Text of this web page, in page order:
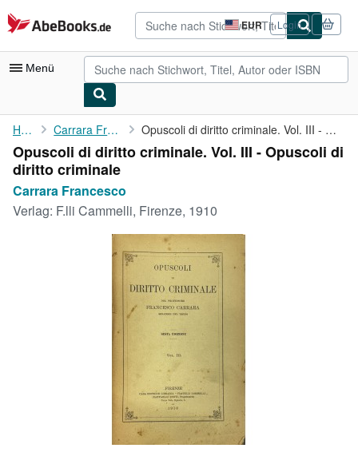
Zum Hauptinhalt
AbeBooks.de EUR
Seite
der
Einkaufseinstellungen.
Login
Menü
Nutzerkonto
Meine Bestellungen
Detailsuche
Sammlungen
Antiquarische Bücher
Kunst & Sammlerstücke
SCHLIESSEN
Home Carrara Francesco Opuscoli di diritto criminale. Vol. III - Opuscoli di diritto ...
Opuscoli di diritto criminale. Vol. III - Opuscoli di
diritto criminale
Carrara Francesco
Verlag: F.lli Cammelli, Firenze, 1910